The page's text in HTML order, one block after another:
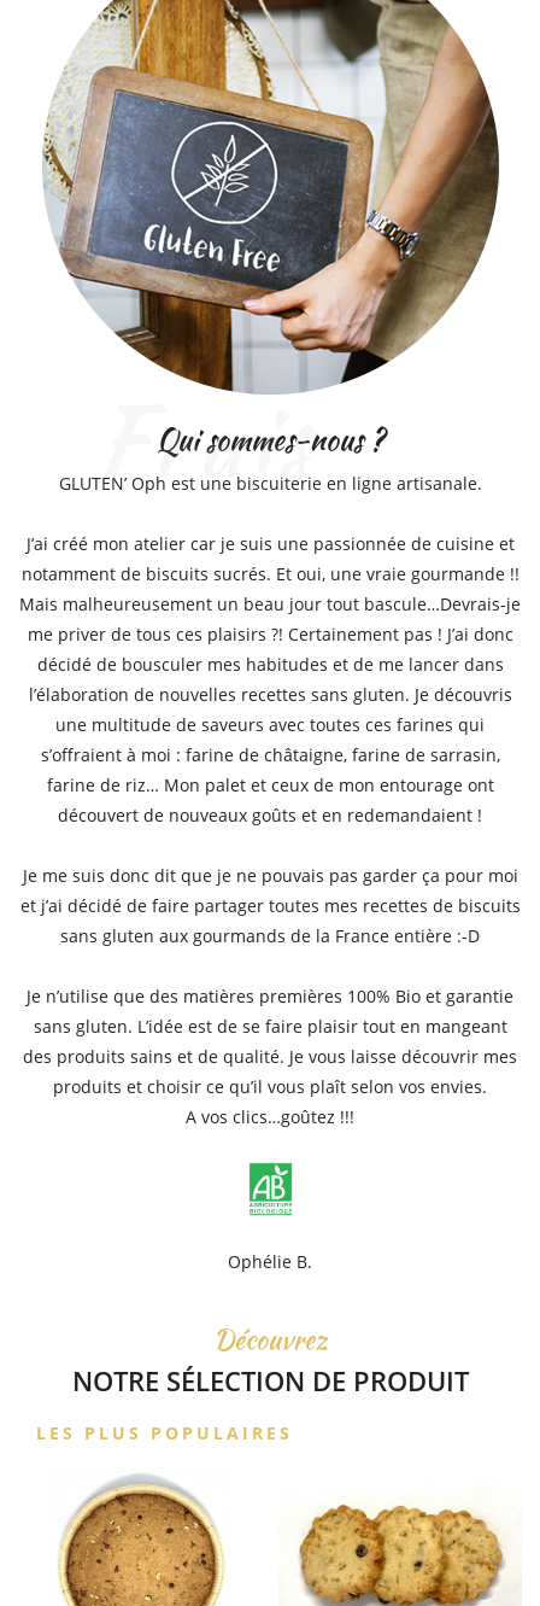
Qui sommes-nous ?
GLUTEN’ Oph est une biscuiterie en ligne artisanale.
J’ai créé mon atelier car je suis une passionnée de cuisine et
notamment de biscuits sucrés. Et oui, une vraie gourmande !!
Mais malheureusement un beau jour tout bascule…Devrais-je
me priver de tous ces plaisirs ?! Certainement pas ! J’ai donc
décidé de bousculer mes habitudes et de me lancer dans
l’élaboration de nouvelles recettes sans gluten. Je découvris
une multitude de saveurs avec toutes ces farines qui
s’offraient à moi : farine de châtaigne, farine de sarrasin,
farine de riz… Mon palet et ceux de mon entourage ont
découvert de nouveaux goûts et en redemandaient !
Je me suis donc dit que je ne pouvais pas garder ça pour moi
et j’ai décidé de faire partager toutes mes recettes de biscuits
sans gluten aux gourmands de la France entière :-D
Je n’utilise que des matières premières 100% Bio et garantie
sans gluten. L’idée est de se faire plaisir tout en mangeant
des produits sains et de qualité. Je vous laisse découvrir mes
produits et choisir ce qu’il vous plaît selon vos envies.
A vos clics…goûtez !!!
Ophélie B.
Découvrez
NOTRE SÉLECTION DE PRODUIT
LES PLUS POPULAIRES